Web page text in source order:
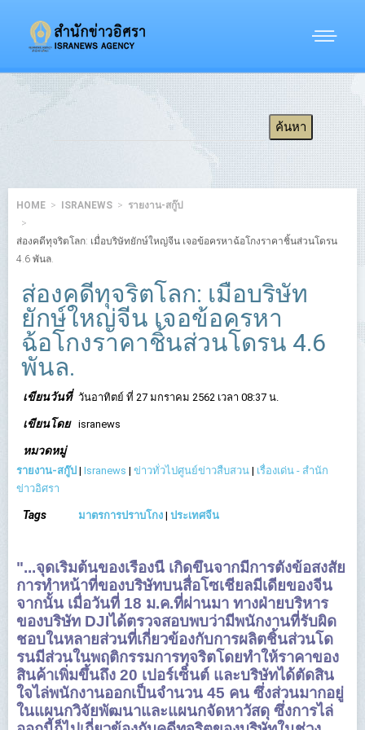
HOME ISRANEWS รายงาน-สกู๊ป
ส่องคดีทุจริตโลก: เมื่อบริษัทยักษ์ใหญ่จีน เจอข้อครหาฉ้อโกงราคาชิ้นส่วนโดรน
4.6 พันล.
ส่องคดีทุจริตโลก: เมื่อบริษัท
ยักษ์ใหญ่จีน เจอข้อครหา
ฉ้อโกงราคาชิ้นส่วนโดรน 4.6
พันล.
เขียนวันที่ วันอาทิตย์ ที่ 27 มกราคม 2562 เวลา 08:37 น.
เขียนโดย isranews
หมวดหมู่
รายงาน-สกู๊ป | Isranews | ข่าวทั่วไปศูนย์ข่าวสืบสวน | เรื่องเด่น - สำนัก
ข่าวอิศรา
Tags มาตรการปราบโกง | ประเทศจีน
"...จุดเริ่มต้นของเรื่องนี้ เกิดขึ้นจากมีการตั้งข้อสงสัย
การทำหน้าที่ของบริษัทบนสื่อโซเชียลมีเดียของจีน
จากนั้น เมื่อวันที่ 18 ม.ค.ที่ผ่านมา ทางฝ่ายบริหาร
ของบริษัท DJIได้ตรวจสอบพบว่ามีพนักงานที่รับผิด
ชอบในหลายส่วนที่เกี่ยวข้องกับการผลิตชิ้นส่วนโด
รนมีส่วนในพฤติกรรมการทุจริตโดยทำให้ราคาของ
สินค้าเพิ่มขึ้นถึง 20 เปอร์เซ็นต์ และบริษัทได้ตัดสิน
ใจไล่พนักงานออกเป็นจำนวน 45 คน ซึ่งส่วนมากอยู่
ในแผนกวิจัยพัฒนาและแผนกจัดหาวัสดุ ซึ่งการไล่